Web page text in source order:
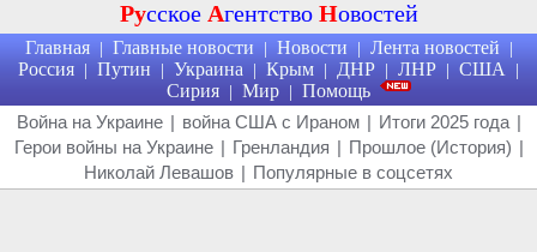
Русское Агентство Новостей
Главная | Главные новости | Новости | Лента новостей |
Россия | Путин | Украина | Крым | ДНР | ЛНР | США |
Сирия | Мир | Помощь
Война на Украине | война США с Ираном | Итоги 2025 года |
Герои войны на Украине | Гренландия | Прошлое (История) |
Николай Левашов | Популярные в соцсетях